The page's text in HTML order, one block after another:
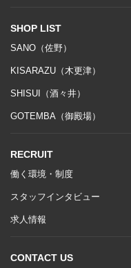
SHOP LIST
SANO（佐野）
KISARAZU（木更津）
SHISUI（酒々井）
GOTEMBA（御殿場）
RECRUIT
働く環境・制度
スタッフインタビュー
求人情報
CONTACT US